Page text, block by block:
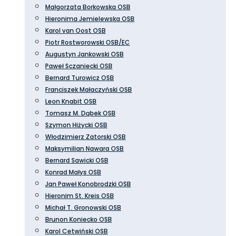
Małgorzata Borkowska OSB
Hieronima Jemielewska OSB
Karol van Oost OSB
Piotr Rostworowski OSB/EC
Augustyn Jankowski OSB
Paweł Sczaniecki OSB
Bernard Turowicz OSB
Franciszek Małaczyński OSB
Leon Knabit OSB
Tomasz M. Dąbek OSB
Szymon Hiżycki OSB
Włodzimierz Zatorski OSB
Maksymilian Nawara OSB
Bernard Sawicki OSB
Konrad Małys OSB
Jan Paweł Konobrodzki OSB
Hieronim St. Kreis OSB
Michał T. Gronowski OSB
Brunon Koniecko OSB
Karol Cetwiński OSB